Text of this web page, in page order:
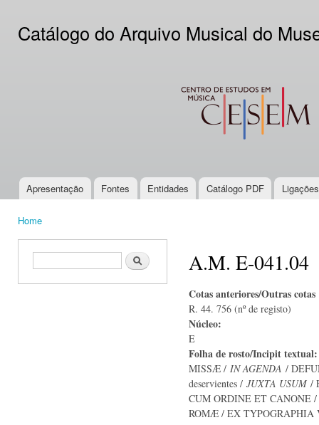
Catálogo do Arquivo Musical do
CESEM
Main menu
Apresentação Fontes Entidades Catálogo PDF
Home
Search form Search A.M. E-041.04
Cotas anteriores/Outras
R. 44. 756 (nº de registo)
Núcleo:
E
Folha de rosto/Incipit
MISSÆ / IN AGENDA /
deservientes / JUXTA USUM /
CUM ORDINE ET CANONE
ROMÆ / EX TYPOGRAPHIA